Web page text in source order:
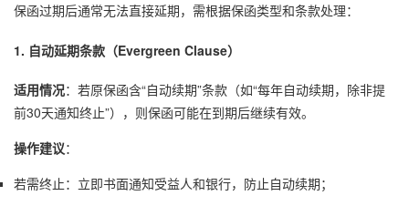
保函过期后通常无法直接延期，需根据保函类型和条款处理：
1. 自动延期条款（Evergreen Clause）
适用情况：若原保函含“自动续期”条款（如“每年自动续期，除非提
前30天通知终止”），则保函可能在到期后继续有效。
操作建议：
若需终止：立即书面通知受益人和银行，防止自动续期；